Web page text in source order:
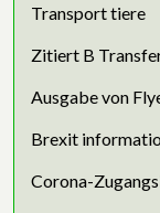
Transport tiere
Zitiert B
Ausgabe von
Brexit
Corona-